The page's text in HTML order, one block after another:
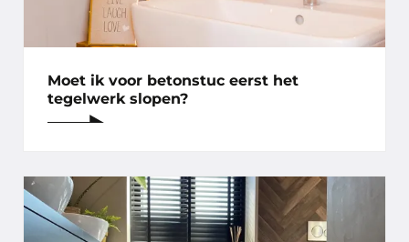
Moet ik voor betonstuc eerst het
tegelwerk slopen?